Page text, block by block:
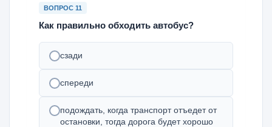
ВОПРОС 11
Как правильно обходить автобус?
сзади
спереди
подождать, когда транспорт отъедет от
остановки, тогда дорога будет хорошо